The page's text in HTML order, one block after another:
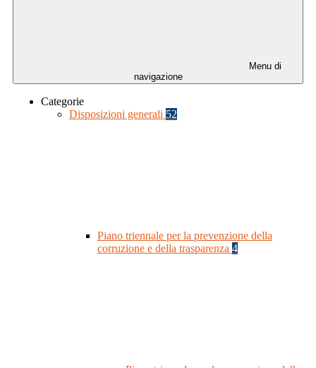
Menu di
navigazione
Categorie
Disposizioni generali 52
Piano triennale per la prevenzione della
corruzione e della trasparenza 4